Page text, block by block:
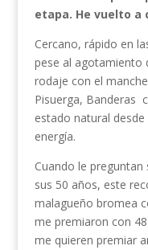
etapa. He vuelto a
Cercano, rápido en
pese al agotamiento
rodaje con el
Pisuerga, Banderas
estado natural
energía.
Cuando le
sus 50 años, este
malagueño bromea
me premiaron con
me quieren premiar